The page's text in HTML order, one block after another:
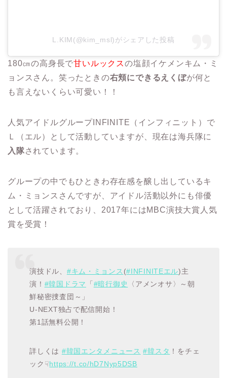
L.KIM(@kim_msl)がシェアした投稿
180㎝の高身長で甘いルックスの塩顔イケメンキム・ミ
ョンスさん。笑ったときの右頬にできるえくぼが何と
も言えないくらい可愛い！！
人気アイドルグループINFINITE（インフィニット）で
Ｌ（エル）として活動していますが、現在は海兵隊に
入隊されています。
グループの中でもひときわ存在感を醸し出しているキ
ム・ミョンスさんですが、アイドル活動以外にも俳優
として活躍されており、2017年にはMBC演技大賞人気
賞を受賞！
演技ドル、 #キム・ミョンス (#INFINITEエル)主
演！ #韓国ドラマ 「 #暗行御史
〈アメンオサ〉～朝
鮮秘密捜査団～」
U-NEXT独占で配信開始！
第1話無料公開！
詳しくは #韓国エンタメニュース #韓スタ ！をチェ
ック☟https://t.co/hD7Nyp5DSB